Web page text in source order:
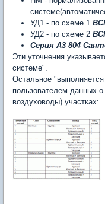
УД1 - по схеме 1
УД2 - по схеме 2
Серия А3 804
Эти уточнения
системе".
Остальное
пользователем данных
воздуховоды) участках: